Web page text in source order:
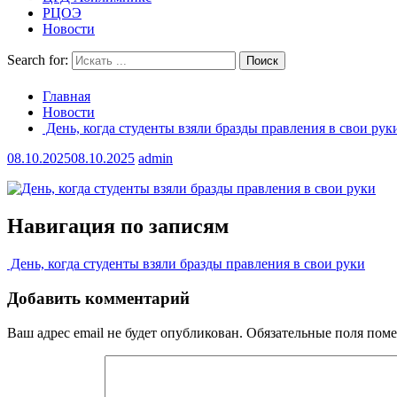
РЦОЭ
Новости
Search for:
Главная
Новости
День, когда студенты взяли бразды правления в свои
08.10.202508.10.2025 admin
Навигация по записям
День, когда студенты взяли бразды правления в свои руки
Добавить комментарий
Ваш адрес email не будет опубликован. Обязательные поля